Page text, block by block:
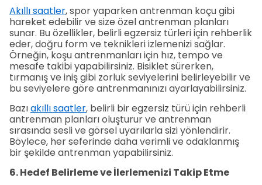
Akıllı saatler, spor yaparken antrenman koçu gibi
hareket edebilir ve size özel antrenman planları
sunar. Bu özellikler, belirli egzersiz türleri için rehberlik
eder, doğru form ve teknikleri izlemenizi sağlar.
Örneğin, koşu antrenmanları için hız, tempo ve
mesafe takibi yapabilirsiniz. Bisiklet sürerken,
tırmanış ve iniş gibi zorluk seviyelerini belirleyebilir ve
bu seviyelere göre antrenmanınızı ayarlayabilirsiniz.
Bazıakıllı saatler, belirli bir egzersiz türü için rehberli
antrenman planları oluşturur ve antrenman
sırasında sesli ve görsel uyarılarla sizi yönlendirir.
Böylece, her seferinde daha verimli ve odaklanmış
bir şekilde antrenman yapabilirsiniz.
6. Hedef Belirleme ve İlerlemenizi Takip Etme